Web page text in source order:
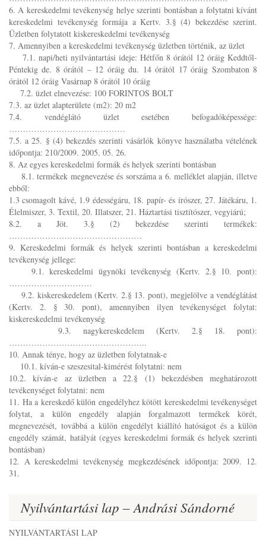
6. A kereskedelmi tevékenység helye szerinti bontásban a folytatni kívánt
kereskedelmi tevékenység formája a Kertv. 3.§ (4) bekezdése szerint.
Üzletben folytatott kiskereskedelmi tevékenység
7. Amennyiben a kereskedelmi tevékenység üzletben történik, az üzlet
7.1. napi/heti nyilvántartási ideje: Hétfőn 8 órától 12 óráig Keddtől-
Péntekig de. 8 órától – 12 óráig du. 14 órától 17 óráig Szombaton 8
órától 12 óráig Vasárnap 8 órától 10 óráig
7.2. üzlet elnevezése: 100 FORINTOS BOLT
7.3. az üzlet alapterülete (m2): 20 m2
7.4. vendéglátó üzlet esetében befogadóképessége:
……………………………………
7.5. a 25. § (4) bekezdés szerinti vásárlók könyve használatba vételének
időpontja: 210/2009. 2005. 05. 26.
8. Az egyes kereskedelmi formák és helyek szerinti bontásban
8.1. termékek megnevezése és sorszáma a 6. melléklet alapján, illetve
ebből:
1.3 csomagolt kávé, 1.9 édességáru, 18. papír- és írószer, 27. Játékáru, 1.
Élelmiszer, 3. Textil, 20. Illatszer, 21. Háztartási tisztítószer, vegyiárú;
8.2. a Jöt. 3.§ (2) bekezdése szerinti termékek:
…………………………………………
9. Kereskedelmi formák és helyek szerinti bontásban a kereskedelmi
tevékenység jellege:
9.1. kereskedelmi ügynöki tevékenység (Kertv. 2.§ 10. pont):
…………………………
9.2. kiskereskedelem (Kertv. 2.§ 13. pont), megjelölve a vendéglátást
(Kertv. 2. § 30. pont), amennyiben ilyen tevékenységet folytat:
kiskereskedelmi tevékenység
9.3. nagykereskedelem (Kertv. 2.§ 18. pont):
…………………………………………..
10. Annak ténye, hogy az üzletben folytatnak-e
10.1. kíván-e szeszesital-kimérést folytatni: nem
10.2. kíván-e az üzletben a 22.§ (1) bekezdésben meghatározott
tevékenységet folytatni: nem
11. Ha a kereskedő külön engedélyhez kötött kereskedelmi tevékenységet
folytat, a külön engedély alapján forgalmazott termékek körét,
megnevezését, továbbá a külön engedélyt kiállító hatóságot és a külön
engedély számát, hatályát (egyes kereskedelmi formák és helyek szerinti
bontásban)
12. A kereskedelmi tevékenység megkezdésének időpontja: 2009. 12.
31.
Nyilvántartási lap – Andrási Sándorné
NYILVÁNTARTÁSI LAP